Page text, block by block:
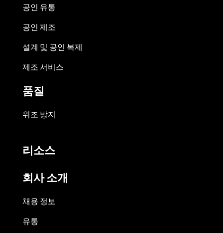
공인 유통
공인 제조
설계 및 공인 복제
제조 서비스
품질
위조 방지
리소스
회사 소개
채용 정보
유통